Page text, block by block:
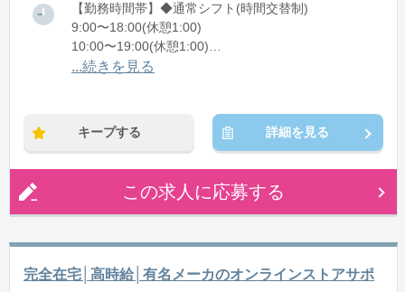
【勤務時間帯】◆通常シフト(時間交替制)
9:00〜18:00(休憩1:00)
10:00〜19:00(休憩1:00)
11:00〜20:00(休憩1:00)
※残業：0〜5時間程度/月
...続きを見る
キープする 詳細を見る
この求人に応募する
完全在宅│高時給│有名メーカのオンラインストアサポ